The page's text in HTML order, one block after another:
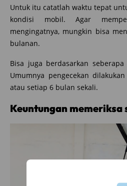
Untuk itu catatlah waktu tepat
kondisi mobil. Agar
mengingatnya, mungkin bisa
bulanan.
Bisa juga berdasarkan
Umumnya pengecekan
atau setiap 6 bulan sekali.
Keuntungan memeriksa